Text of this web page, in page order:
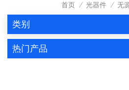
首页 / 光器件 / 无
类别
热门产品